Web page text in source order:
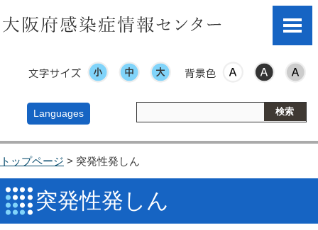
文字サイズ 表示色
Languages
トップページ > 突発性発しん
突発性発しん